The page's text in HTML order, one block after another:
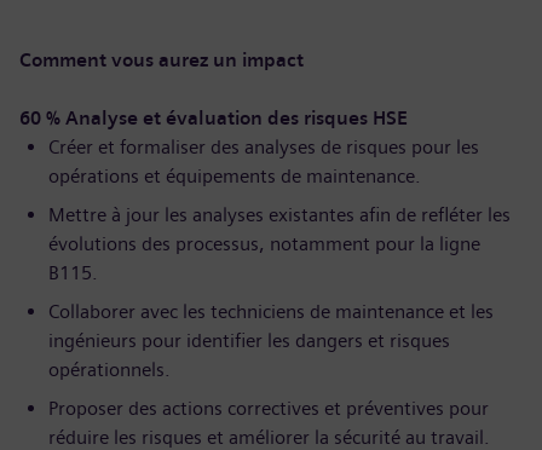
Comment vous aurez un impact
60 % Analyse et évaluation des risques HSE
Créer et formaliser des analyses de risques pour les
opérations et équipements de maintenance.
Mettre à jour les analyses existantes afin de refléter les
évolutions des processus, notamment pour la ligne
B115.
Collaborer avec les techniciens de maintenance et les
ingénieurs pour identifier les dangers et risques
opérationnels.
Proposer des actions correctives et préventives pour
réduire les risques et améliorer la sécurité au travail.